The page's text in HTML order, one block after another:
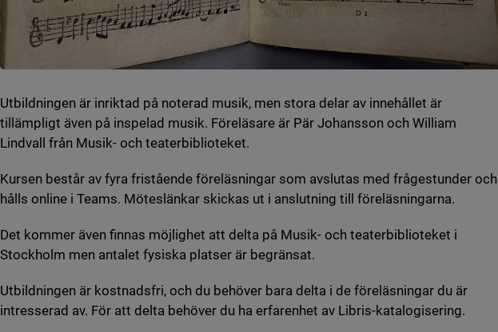
Utbildningen är inriktad på noterad musik, men stora delar av innehållet är
tillämpligt även på inspelad musik. Föreläsare är Pär Johansson och William
Lindvall från Musik- och teaterbiblioteket.
Kursen består av fyra fristående föreläsningar som avslutas med frågestunder och
hålls online i Teams. Möteslänkar skickas ut i anslutning till föreläsningarna.
Det kommer även finnas möjlighet att delta på Musik- och teaterbiblioteket i
Stockholm men antalet fysiska platser är begränsat.
Utbildningen är kostnadsfri, och du behöver bara delta i de föreläsningar du är
intresserad av. För att delta behöver du ha erfarenhet av Libris-katalogisering.